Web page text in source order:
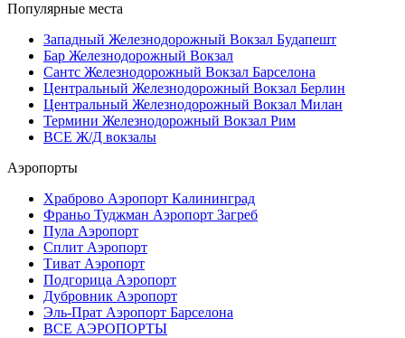
Популярные места
Западный Железнодорожный Вокзал Будапешт
Бар Железнодорожный Вокзал
Сантс Железнодорожный Вокзал Барселона
Центральный Железнодорожный Вокзал Берлин
Центральный Железнодорожный Вокзал Милан
Термини Железнодорожный Вокзал Рим
ВСЕ Ж/Д вокзалы
Аэропорты
Храброво Аэропорт Калининград
Франьо Туджман Аэропорт Загреб
Пула Аэропорт
Сплит Аэропорт
Тиват Аэропорт
Подгорица Аэропорт
Дубровник Аэропорт
Эль-Прат Аэропорт Барселона
ВСЕ АЭРОПОРТЫ